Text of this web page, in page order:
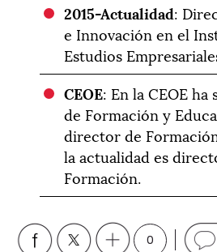
2015-Actualidad:
e Innovación en el
Estudios
CEOE: En la CEOE
de Formación y
director de
la actualidad es
Formación.
0